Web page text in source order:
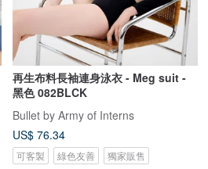
再生布料長袖連身泳衣 - Meg suit -
黑色 082BLCK
Bullet by Army of Interns
US$ 76.34
可客製 綠色友善 獨家販售